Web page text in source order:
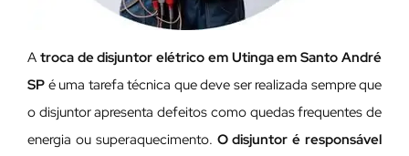
A troca de disjuntor elétrico em Utinga em Santo André
SP é uma tarefa técnica que deve ser realizada sempre que
o disjuntor apresenta defeitos como quedas frequentes de
energia ou superaquecimento. O disjuntor é responsável